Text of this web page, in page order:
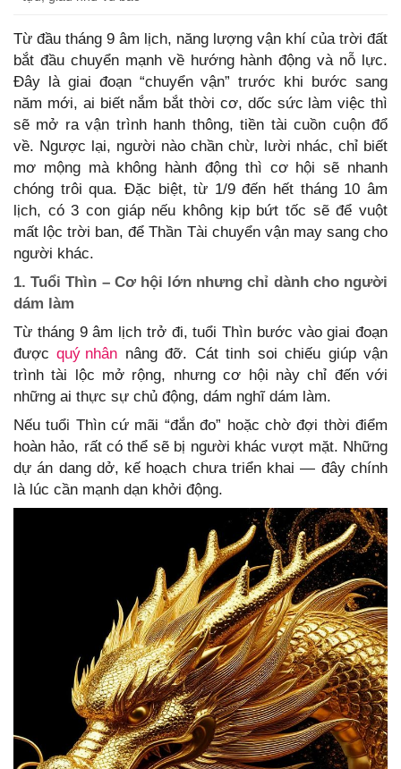
Từ đầu tháng 9 âm lịch, năng lượng vận khí của trời đất
bắt đầu chuyển mạnh về hướng hành động và nỗ lực.
Đây là giai đoạn “chuyển vận” trước khi bước sang
năm mới, ai biết nắm bắt thời cơ, dốc sức làm việc thì
sẽ mở ra vận trình hanh thông, tiền tài cuồn cuộn đổ
về. Ngược lại, người nào chần chừ, lười nhác, chỉ biết
mơ mộng mà không hành động thì cơ hội sẽ nhanh
chóng trôi qua. Đặc biệt, từ 1/9 đến hết tháng 10 âm
lịch, có 3 con giáp nếu không kịp bứt tốc sẽ để vuột
mất lộc trời ban, để Thần Tài chuyển vận may sang cho
người khác.
1. Tuổi Thìn – Cơ hội lớn nhưng chỉ dành cho người
dám làm
Từ tháng 9 âm lịch trở đi, tuổi Thìn bước vào giai đoạn
đượcquý nhân nâng đỡ. Cát tinh soi chiếu giúp vận
trình tài lộc mở rộng, nhưng cơ hội này chỉ đến với
những ai thực sự chủ động, dám nghĩ dám làm.
Nếu tuổi Thìn cứ mãi “đắn đo” hoặc chờ đợi thời điểm
hoàn hảo, rất có thể sẽ bị người khác vượt mặt. Những
dự án dang dở, kế hoạch chưa triển khai — đây chính
là lúc cần mạnh dạn khởi động.